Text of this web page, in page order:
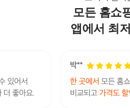
모든 홈쇼
앱에서 최
플러앤씨 수잔트 쉬
COSYEVNO
강식블라우스 연관검색어